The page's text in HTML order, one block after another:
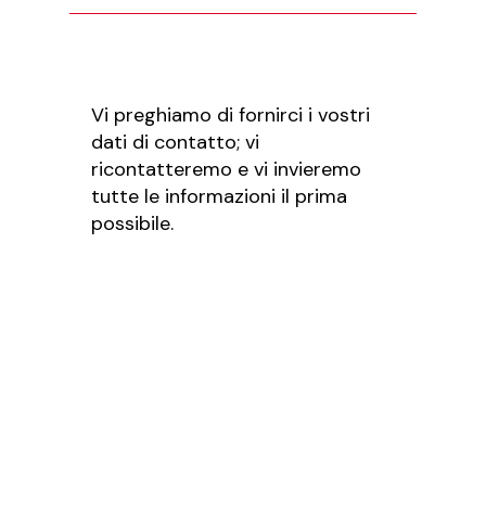
Vi preghiamo di fornirci i vostri
dati di contatto; vi
ricontatteremo e vi invieremo
tutte le informazioni il prima
possibile.